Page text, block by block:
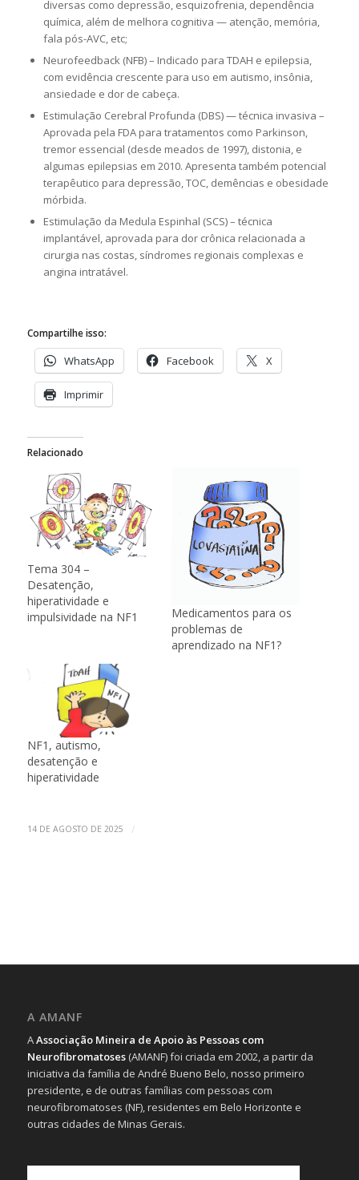
diversas como depressão, esquizofrenia, dependência
química, além de melhora cognitiva — atenção, memória,
fala pós-AVC, etc;
Neurofeedback (NFB) – Indicado para TDAH e epilepsia,
com evidência crescente para uso em autismo, insônia,
ansiedade e dor de cabeça.
Estimulação Cerebral Profunda (DBS) — técnica invasiva –
Aprovada pela FDA para tratamentos como Parkinson,
tremor essencial (desde meados de 1997), distonia, e
algumas epilepsias em 2010. Apresenta também potencial
terapêutico para depressão, TOC, demências e obesidade
mórbida.
Estimulação da Medula Espinhal (SCS) – técnica
implantável, aprovada para dor crônica relacionada a
cirurgia nas costas, síndromes regionais complexas e
angina intratável.
Compartilhe isso:
WhatsApp Facebook X
Imprimir
Relacionado
Tema 304 –
Desatenção,
hiperatividade e
impulsividade na NF1
Medicamentos para os
problemas de
aprendizado na NF1?
NF1, autismo,
desatenção e
hiperatividade
14 DE AGOSTO DE 2025 /
A AMANF
AAssociação Mineira de Apoio às Pessoas com
Neurofibromatoses(AMANF) foi criada em 2002, a partir da
iniciativa da família de André Bueno Belo, nosso primeiro
presidente, e de outras famílias com pessoas com
neurofibromatoses (NF), residentes em Belo Horizonte e
outras cidades de Minas Gerais.